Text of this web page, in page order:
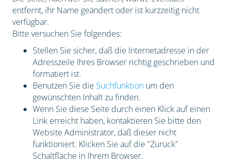
entfernt, ihr Name geändert oder ist kurzzeitig nicht
verfügbar.
Bitte versuchen Sie folgendes:
Stellen Sie sicher, daß die Internetadresse in der
Adresszeile Ihres Browser richtig geschrieben und
formatiert ist.
Benutzen Sie die Suchfunktionum den
gewünschten Inhalt zu finden.
Wenn Sie diese Seite durch einen Klick auf einen
Link erreicht haben, kontaktieren Sie bitte den
Website Administrator, daß dieser nicht
funktioniert. Klicken Sie auf die "Zurück"
Schaltfläche in Ihrem Browser.